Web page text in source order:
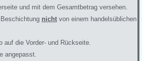
und mit dem Gesamtbetrag versehen.
nicht von einem handelsüblichen
die Vorder- und Rückseite.
angepasst.